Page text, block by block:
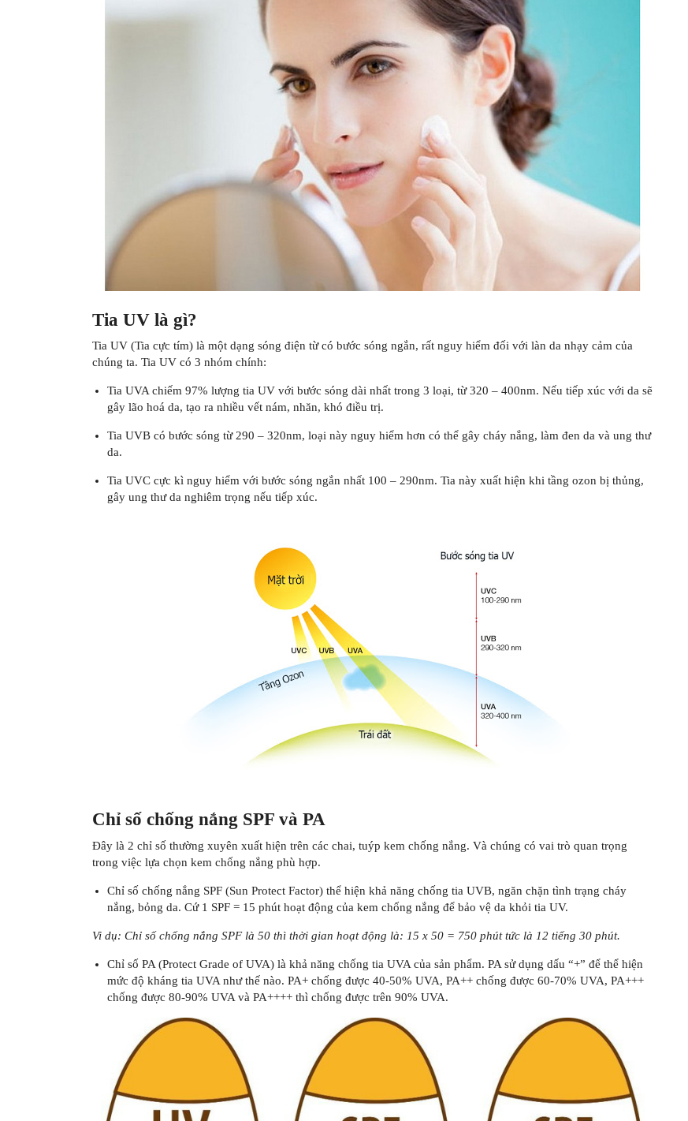
Tia UV là gì?
Tia UV (Tia cực tím) là một dạng sóng điện từ có bước sóng ngắn, rất nguy hiểm đối với làn da nhạy cảm của
chúng ta. Tia UV có 3 nhóm chính:
Tia UVA chiếm 97% lượng tia UV với bước sóng dài nhất trong 3 loại, từ 320 – 400nm. Nếu tiếp xúc với da sẽ
gây lão hoá da, tạo ra nhiều vết nám, nhăn, khó điều trị.
Tia UVB có bước sóng từ 290 – 320nm, loại này nguy hiểm hơn có thể gây cháy nắng, làm đen da và ung thư
da.
Tia UVC cực kì nguy hiểm với bước sóng ngắn nhất 100 – 290nm. Tia này xuất hiện khi tầng ozon bị thủng,
gây ung thư da nghiêm trọng nếu tiếp xúc.
Chỉ số chống nắng SPF và PA
Đây là 2 chỉ số thường xuyên xuất hiện trên các chai, tuýp kem chống nắng. Và chúng có vai trò quan trọng
trong việc lựa chọn kem chống nắng phù hợp.
Chỉ số chống nắng SPF (Sun Protect Factor) thể hiện khả năng chống tia UVB, ngăn chặn tình trạng cháy
nắng, bỏng da. Cứ 1 SPF = 15 phút hoạt động của kem chống nắng để bảo vệ da khỏi tia UV.
Vi dụ: Chỉ số chống nắng SPF là 50 thì thời gian hoạt động là: 15 x 50 = 750 phút tức là 12 tiếng 30 phút.
Chỉ số PA (Protect Grade of UVA) là khả năng chống tia UVA của sản phẩm. PA sử dụng dấu “+” để thể hiện
mức độ kháng tia UVA như thế nào. PA+ chống được 40-50% UVA, PA++ chống được 60-70% UVA, PA+++
chống được 80-90% UVA và PA++++ thì chống được trên 90% UVA.